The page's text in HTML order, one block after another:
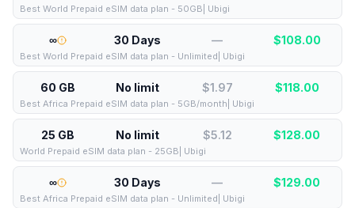
Best World Prepaid eSIM data plan - 50GB| Ubigi
∞ 30 Days — $108.00
Best World Prepaid eSIM data plan - Unlimited| Ubigi
60 GB No limit $1.97 $118.00
Best Africa Prepaid eSIM data plan - 5GB/month| Ubigi
25 GB No limit $5.12 $128.00
World Prepaid eSIM data plan - 25GB| Ubigi
∞ 30 Days — $129.00
Best Africa Prepaid eSIM data plan - Unlimited| Ubigi